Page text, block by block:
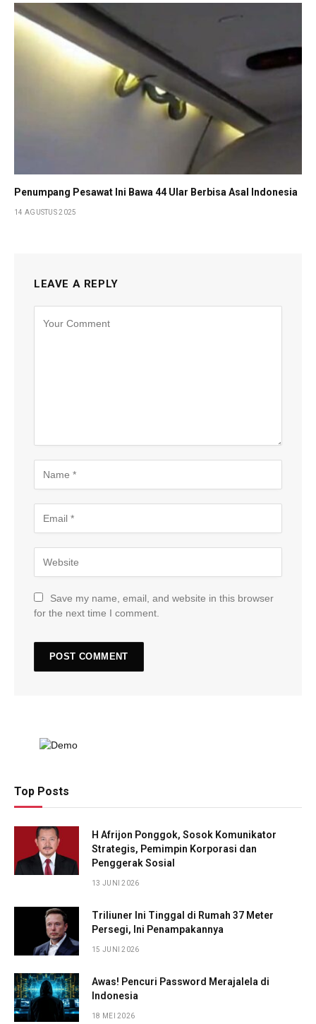
Penumpang Pesawat Ini Bawa 44 Ular Berbisa Asal Indonesia
14 AGUSTUS 2025
LEAVE A REPLY
Save my name, email, and website in this browser
for the next time I comment.
Top Posts
H Afrijon Ponggok, Sosok Komunikator
Strategis, Pemimpin Korporasi dan
Penggerak Sosial
13 JUNI 2026
Triliuner Ini Tinggal di Rumah 37 Meter
Persegi, Ini Penampakannya
15 JUNI 2026
Awas! Pencuri Password Merajalela di
Indonesia
18 MEI 2026